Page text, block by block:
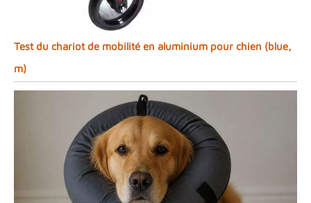
Test du chariot de mobilité en aluminium pour chien (blue,
m)